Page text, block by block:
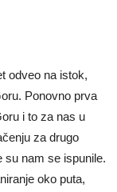
odveo na istok,
Ponovno prva
i to za nas u
za drugo
su nam se ispunile.
oko puta,